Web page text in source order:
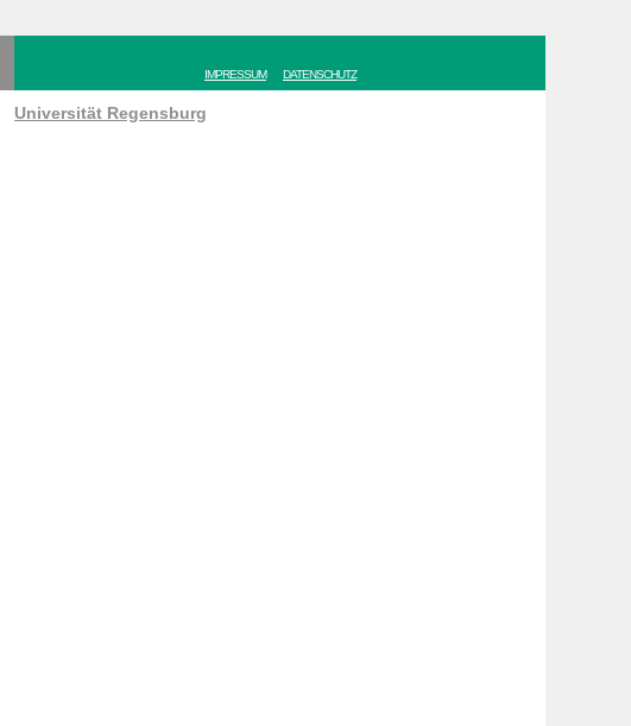
IMPRESSUM DATENSCHUTZ
Universität Regensburg